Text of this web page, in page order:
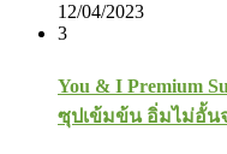
12/04/2023
3
You & I Premium
ซุปเข้มข้น อิ่มไม่อั้น